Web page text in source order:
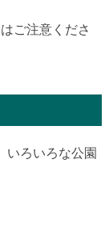
ご注意くださ
いろいろな公園